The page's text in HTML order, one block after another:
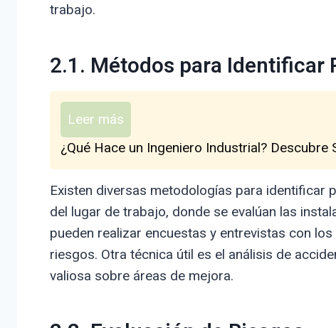
trabajo.
2.1. Métodos para Identificar
Leer más
¿Qué Hace un Ingeniero Industrial?
Existen diversas metodologías para identificar
del lugar de trabajo, donde se evalúan las
pueden realizar encuestas y entrevistas con
riesgos. Otra técnica útil es el análisis de
valiosa sobre áreas de mejora.